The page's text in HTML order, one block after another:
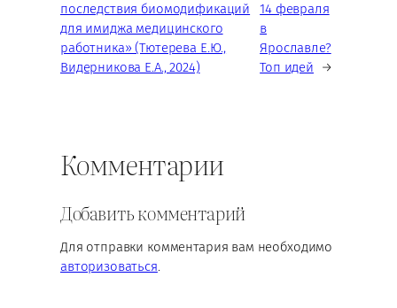
последствия биомодификаций
для имиджа медицинского
работника» (Тютерева Е.Ю.,
Видерникова Е.А., 2024)
14 февраля
в
Ярославле?
Топ идей
→
Комментарии
Добавить комментарий
Для отправки комментария вам необходимо
авторизоваться.